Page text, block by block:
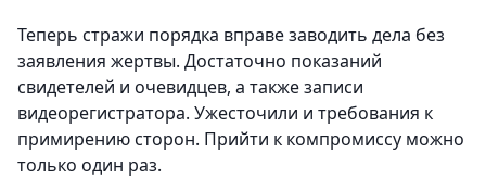
Теперь стражи порядка вправе заводить дела без
заявления жертвы. Достаточно показаний
свидетелей и очевидцев, а также записи
видеорегистратора. Ужесточили и требования к
примирению сторон. Прийти к компромиссу можно
только один раз.